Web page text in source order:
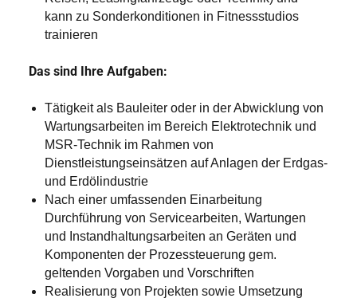
kann zu Sonderkonditionen in Fitnessstudios
trainieren
Das sind Ihre Aufgaben:
Tätigkeit als Bauleiter oder in der Abwicklung von
Wartungsarbeiten im Bereich Elektrotechnik und
MSR-Technik im Rahmen von
Dienstleistungseinsätzen auf Anlagen der Erdgas-
und Erdölindustrie
Nach einer umfassenden Einarbeitung
Durchführung von Servicearbeiten, Wartungen
und Instandhaltungsarbeiten an Geräten und
Komponenten der Prozessteuerung gem.
geltenden Vorgaben und Vorschriften
Realisierung von Projekten sowie Umsetzung